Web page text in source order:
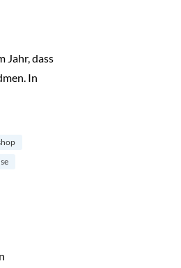
Jahr, dass
In
für die Hände von Noble Isle“